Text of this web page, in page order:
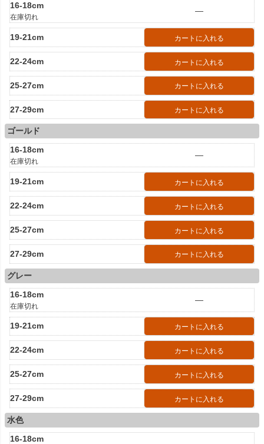
16-18cm
在庫切れ
—
19-21cm カートに入れる
22-24cm カートに入れる
25-27cm カートに入れる
27-29cm カートに入れる
ゴールド
16-18cm
在庫切れ
—
19-21cm カートに入れる
22-24cm カートに入れる
25-27cm カートに入れる
27-29cm カートに入れる
グレー
16-18cm
在庫切れ
—
19-21cm カートに入れる
22-24cm カートに入れる
25-27cm カートに入れる
27-29cm カートに入れる
水色
16-18cm